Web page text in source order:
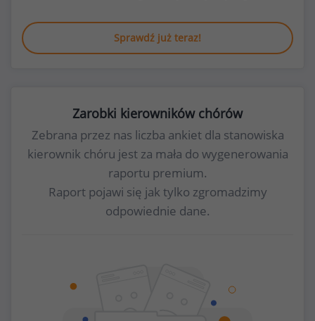
Sprawdź już teraz!
Zarobki kierowników chórów
Zebrana przez nas liczba ankiet dla stanowiska
kierownik chóru jest za mała do wygenerowania
raportu premium.
Raport pojawi się jak tylko zgromadzimy
odpowiednie dane.